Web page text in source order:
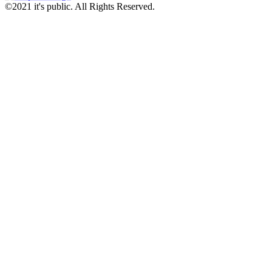
©2021 it's public. All Rights Reserved.